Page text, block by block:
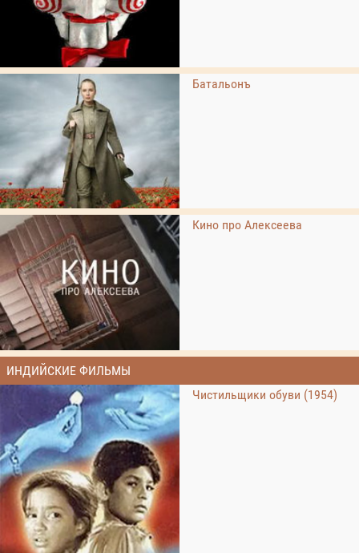
Батальонъ
Кино про Алексеева
ИНДИЙСКИЕ ФИЛЬМЫ
Чистильщики обуви (1954)